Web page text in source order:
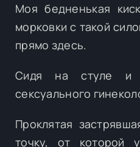
Моя бедненькая
морковки с такой
прямо здесь.
Сидя на стуле и
сексуального
Проклятая
точку, от которой